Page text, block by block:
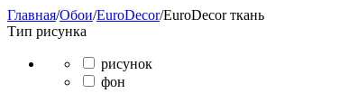
Главная/Обои/EuroDecor/EuroDecor ткань
Тип рисунка
рисунок
фон